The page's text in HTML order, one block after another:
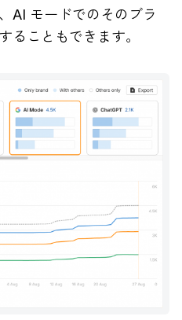
AI モードでのそのブラ
ることもできます。